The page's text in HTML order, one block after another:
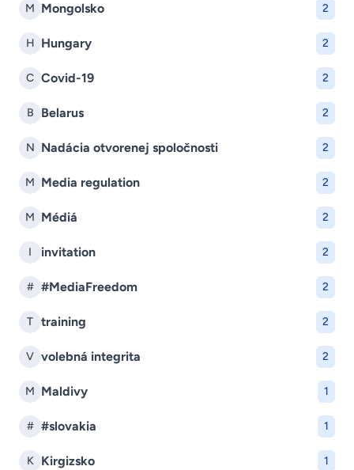
M Mongolsko 2
H Hungary 2
C Covid-19 2
B Belarus 2
N Nadácia otvorenej spoločnosti 2
M Media regulation 2
M Médiá 2
I invitation 2
# #MediaFreedom 2
T training 2
V volebná integrita 2
M Maldivy 1
# #slovakia 1
K Kirgizsko 1